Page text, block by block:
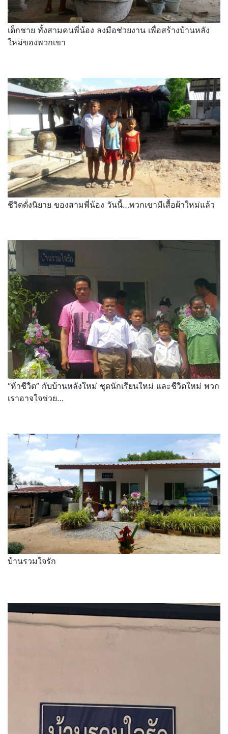
เด็กชาย ทั้งสามคนพี่น้อง ลงมือช่วยงาน เพื่อสร้างบ้านหลัง
ใหม่ของพวกเขา
ชีวิตดั่งนิยาย ของสามพี่น้อง วันนี้…พวกเขามีเสื้อผ้าใหม่แล้ว
“ห้าชีวิต” กับบ้านหลังใหม่ ชุดนักเรียนใหม่ และชีวิตใหม่ พวก
เราอาจใจช่วย…
บ้านรวมใจรัก